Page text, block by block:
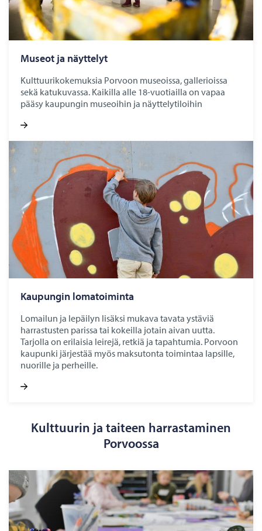
Museot ja näyt­te­lyt
Kulttuurikokemuksia Porvoon museoissa, gallerioissa
sekä katukuvassa. Kaikilla alle 18-vuotiailla on vapaa
pääsy kaupungin museoihin ja näyttelytiloihin
Kau­pun­gin lo­ma­toi­min­ta
Lomailun ja lepäilyn lisäksi mukava tavata ystäviä
harrastusten parissa tai kokeilla jotain aivan uutta.
Tarjolla on erilaisia leirejä, retkiä ja tapahtumia. Porvoon
kaupunki järjestää myös maksutonta toimintaa lapsille,
nuorille ja perheille.
Kulttuurin ja taiteen harrastaminen
Porvoossa